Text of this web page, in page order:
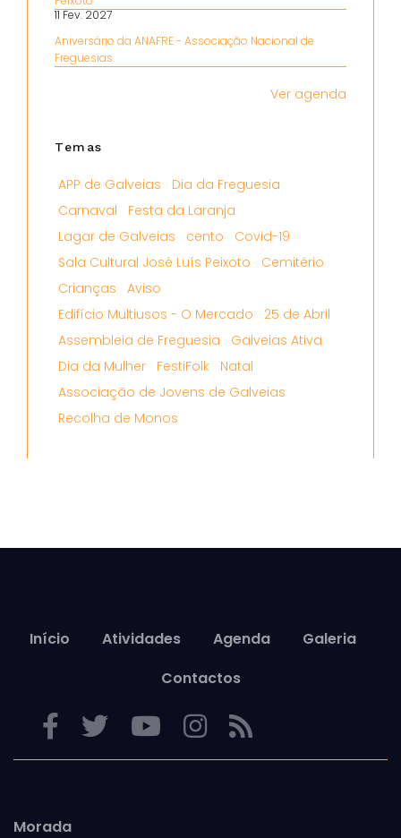
11 Fev. 2027
Aniversário da ANAFRE - Associação Nacional de
Freguesias
Ver agenda
Temas
APP de Galveias
Dia da Freguesia
Carnaval
Festa da Laranja
Lagar de Galveias
cento
Covid-19
Sala Cultural José Luís Peixoto
Cemitério
Crianças
Aviso
Edifício Multiusos - O Mercado
25 de Abril
Assembleia de Freguesia
Galveias Ativa
Dia da Mulher
FestiFolk
Natal
Associação de Jovens de Galveias
Recolha de Monos
Início Atividades Agenda
Galeria
Contactos
Morada